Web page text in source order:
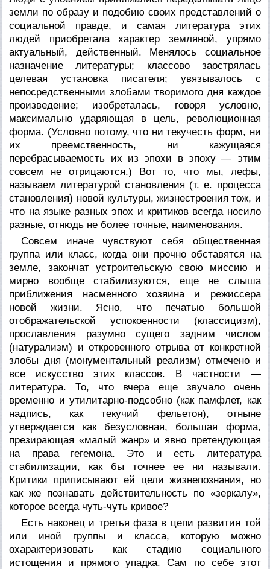
земли по образу и подобию своих представлений о
социальной правде, и самая литература этих
людей приобретала характер земляной, упрямо
актуальный, действенный. Менялось социальное
назначение литературы; классово заострялась
целевая установка писателя; увязывалось с
непосредственными злобами творимого дня каждое
произведение; изобреталась, говоря условно,
максимально ударяющая в цель, революционная
форма. (Условно потому, что ни текучесть форм, ни
их преемственность, ни кажущаяся
перебрасываемость их из эпохи в эпоху — этим
совсем не отрицаются.) Вот то, что мы, лефы,
называем литературой становления (т. е. процесса
становления) новой культуры, жизнестроения тож, и
что на языке разных эпох и критиков всегда носило
разные, отнюдь не более точные, наименования.
Совсем иначе чувствуют себя общественная
группа или класс, когда они прочно обставятся на
земле, закончат устроительскую свою миссию и
мирно вообще стабилизуются, еще не слыша
приближения насменного хозяина и режиссера
новой жизни. Ясно, что печатью большой
отображательской успокоенности (классицизм),
прославления разумно сущего задним числом
(натурализм) и откровенного отрыва от конкретной
злобы дня (монументальный реализм) отмечено и
все искусство этих классов. В частности —
литература. То, что вчера еще звучало очень
временно и утилитарно-подсобно (как памфлет, как
надпись, как текучий фельетон), отныне
утверждается как безусловная, большая форма,
презирающая «малый жанр» и явно претендующая
на права гегемона. Это и есть литература
стабилизации, как бы точнее ее ни называли.
Критики приписывают ей цели жизнепознания, но
как же познавать действительность по «зеркалу»,
которое всегда чуть-чуть кривое?
Есть наконец и третья фаза в цепи развития той
или иной группы и класса, которую можно
охарактеризовать как стадию социального
истощения и прямого упадка. Сам по себе этот